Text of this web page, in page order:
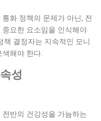
화 정책의 문제가 아닌, 전
요한 요소임을 인식해야
책 결정자는 지속적인 모니
해야 한다.
성
반의 건강성을 가늠하는